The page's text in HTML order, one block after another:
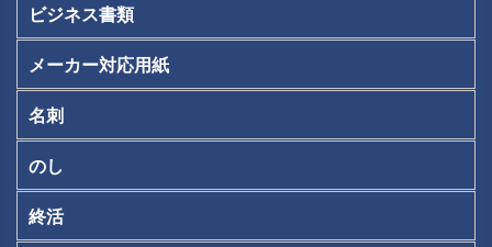
ビジネス書類
メーカー対応用紙
名刺
のし
終活